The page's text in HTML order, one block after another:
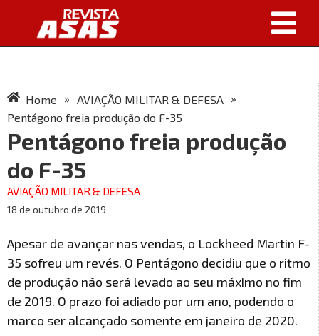
Home » AVIAÇÃO MILITAR & DEFESA »
Pentágono freia produção do F-35
Pentágono freia produção
do F-35
AVIAÇÃO MILITAR & DEFESA
18 de outubro de 2019
Apesar de avançar nas vendas, o Lockheed Martin F-
35 sofreu um revés. O Pentágono decidiu que o ritmo
de produção não será levado ao seu máximo no fim
de 2019. O prazo foi adiado por um ano, podendo o
marco ser alcançado somente em janeiro de 2020.